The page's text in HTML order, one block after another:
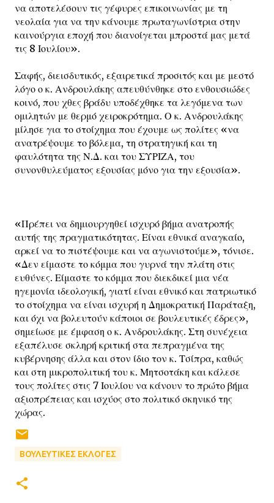
να αποτελέσουν τις γέφυρες επικοινωνίας με τη
νεολαία για να την κάνουμε πρωταγωνίστρια στην
καινούργια εποχή που διανοίγεται μπροστά μας μετά
τις 8 Ιουλίου».
Σαφής, διεισδυτικός, εξαιρετικά προσιτός και με μεστό
λόγο ο κ. Ανδρουλάκης απευθύνθηκε στο ενθουσιώδες
κοινό, που χθες βράδυ υποδέχθηκε τα λεγόμενα των
ομιλητών με θερμό χειροκρότημα. Ο κ. Ανδρουλάκης
μίλησε για το στοίχημα που έχουμε ως πολίτες «να
ανατρέψουμε το βόλεμα, τη στρατηγική και τη
φαυλότητα της Ν.Δ. και του ΣΥΡΙΖΑ, του
συνονθυλεύματος εξουσίας μόνο για την εξουσία».
«Πρέπει να δημιουργηθεί ισχυρό βήμα ανατροπής
αυτής της πραγματικότητας. Είναι εθνικά αναγκαίο,
αρκεί να το πιστέψουμε και να αγωνιστούμε», τόνισε.
«Δεν είμαστε το κόμμα που γυρνά την πλάτη στις
ευθύνες. Είμαστε το κόμμα που διεκδικεί μια νέα
ηγεμονία ιδεολογική, γιατί είναι εθνικό και πατριωτικό
το στοίχημα να είναι ισχυρή η Δημοκρατική Παράταξη,
και όχι να βολευτούν κάποιοι σε βουλευτικές έδρες»,
σημείωσε με έμφαση ο κ. Ανδρουλάκης. Στη συνέχεια
εξαπέλυσε σκληρή κριτική στα πεπραγμένα της
κυβέρνησης άλλα και στον ίδιο τον κ. Τσίπρα, καθώς
και στη μικροπολιτική του κ. Μητσοτάκη και κάλεσε
τους πολίτες στις 7 Ιουλίου να κάνουν το πρώτο βήμα
αξιοπρέπειας και ισχύος στο πολιτικό σκηνικό της
χώρας.
ΒΟΥΛΕΥΤΙΚΕΣ ΕΚΛΟΓΕΣ